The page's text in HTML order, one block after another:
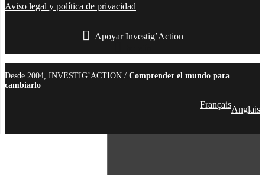
Aviso legal y política de privacidad
Apoyar Investig’Action
Desde 2004, INVESTIG’ACTION / Comprender el mundo para
cambiarlo
FrançaisAnglais